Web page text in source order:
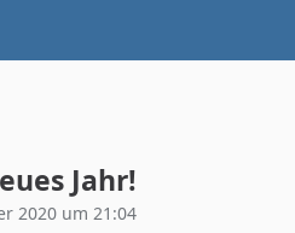
Jahr!
2020 um 21:04